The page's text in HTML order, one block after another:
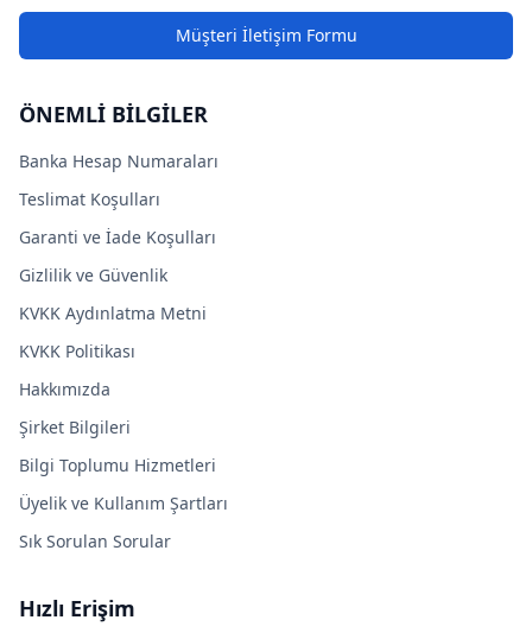
Müşteri İletişim Formu
ÖNEMLİ BİLGİLER
Banka Hesap Numaraları
Teslimat Koşulları
Garanti ve İade Koşulları
Gizlilik ve Güvenlik
KVKK Aydınlatma Metni
KVKK Politikası
Hakkımızda
Şirket Bilgileri
Bilgi Toplumu Hizmetleri
Üyelik ve Kullanım Şartları
Sık Sorulan Sorular
Hızlı Erişim